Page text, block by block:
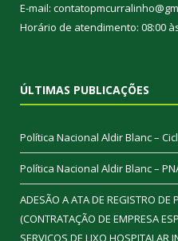
E-mail:
Horário de atendimento: 08:00
ÚLTIMAS PUBLICAÇÕES
Política Nacional Aldir Blanc –
Política Nacional Aldir Blanc –
ADESÃO A ATA DE REGISTRO DE
(CONTRATAÇÃO DE EMPRESA
SERVIÇOS DE LIXO HOSPITALAR